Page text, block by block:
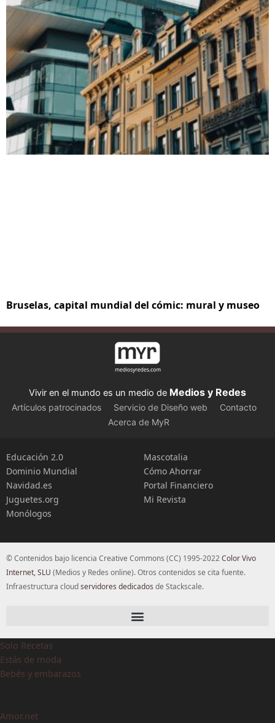
Bruselas, capital mundial del cómic: mural y museo
Vivir en el mundo es un medio de Medios y Redes
Artículos patrocinados Servicio de Diseño web
Contacto
Acerca de MyR
Educación 2.0
Dominio Mundial
Navidad.es
Juguetes.org
Monólogos
Mascotalia
Cómo Ahorrar
Portal Financiero
Mi Revista
© Contenidos bajo licencia Creative Commons (CC) 1995-2022Color Vivo
Internet, SLU (Medios y Redes online). Otros contenidos se cita fuente.
Infraestructura cloudservidores dedicados de Stackscale.
Solo Recetas
Estás de moda
Bebés y embarazos
Amor.net